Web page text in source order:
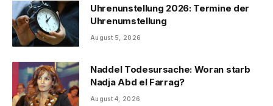
Uhrenunstellung 2026: Termine der
Uhrenumstellung
August 5, 2026
Naddel Todesursache: Woran starb
Nadja Abd el Farrag?
August 4, 2026